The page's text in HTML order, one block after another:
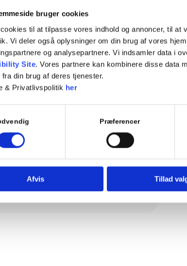
bruger cookies
til at tilpasse vores indhold og annoncer, til
Vi deler også oplysninger om din brug af vores
og analysepartnere. Vi indsamler data i
Site. Vores partnere kan kombinere disse data
fra din brug af deres tjenester.
& Privatlivspolitik her
Præferencer
Afvis Tillad
7:30 - 17:00
7:45 - 15:00
7:30 - 13:30
7:45 - 13:00